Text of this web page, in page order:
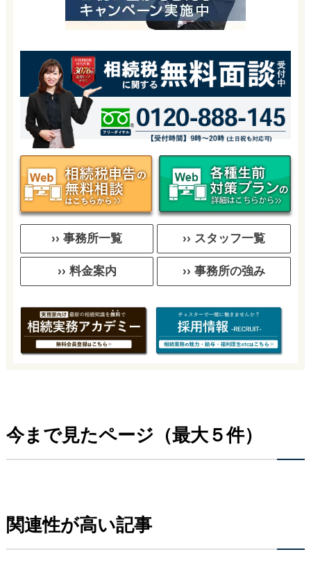
›› 事務所一覧 ›› スタッフ一覧
›› 料金案内 ›› 事務所の強み
今まで見たページ（最大５件）
関連性が高い記事